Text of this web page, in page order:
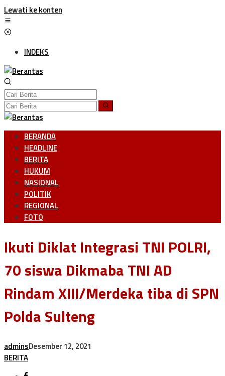
Lewati ke konten
INDEKS
BERANDA
HEADLINE
BERITA
HUKUM
NASIONAL
POLITIK
REGIONAL
FOTO
Ikuti Diklat Integrasi TNI POLRI,
70 siswa Dikmaba TNI AD
Rindam XIII/Merdeka tiba di SPN
Polda Sulteng
adminsDesember 12, 2021
BERITA